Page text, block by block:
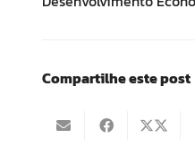
Compartilhe este post